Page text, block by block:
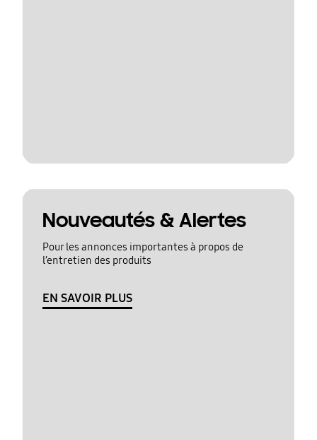
Nouveautés & Alertes
Pour les annonces importantes à propos de
l’entretien des produits
EN SAVOIR PLUS